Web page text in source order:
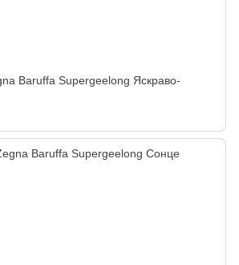
Baruffa Supergeelong Яскраво-